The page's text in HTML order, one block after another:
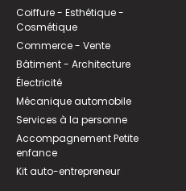
Coiffure - Esthétique -
Cosmétique
Commerce - Vente
Bâtiment - Architecture
Électricité
Mécanique automobile
Services à la personne
Accompagnement Petite
enfance
Kit auto-entrepreneur